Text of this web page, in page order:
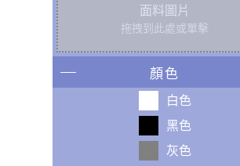
面料圖片
拖拽到此處或單擊
顏色
白色
黑色
灰色